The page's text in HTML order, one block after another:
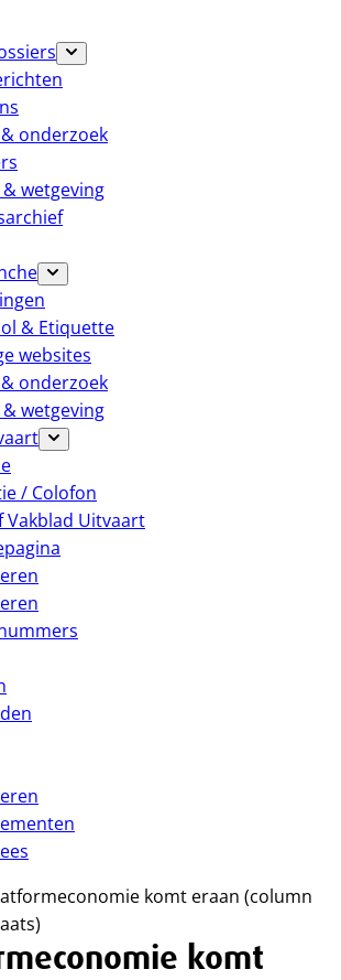
onderzoek
& wetgeving
& Etiquette
websites
onderzoek
& wetgeving
/ Colofon
Vakblad Uitvaart
komt eraan (column
komt